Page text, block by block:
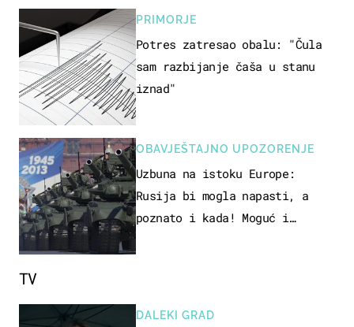
PRIMORJE
Potres zatresao obalu: "Čula
sam razbijanje čaša u stanu
iznad"
OBAVJEŠTAJNO UPOZORENJE
Uzbuna na istoku Europe:
Rusija bi mogla napasti, a
poznato i kada! Moguć i
TV
DALEKI GRAD